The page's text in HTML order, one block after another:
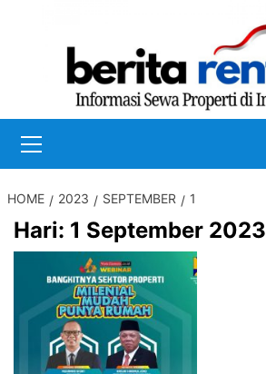
Menu
HOME 2023 SEPTEMBER 1
Hari: 1 September 2023